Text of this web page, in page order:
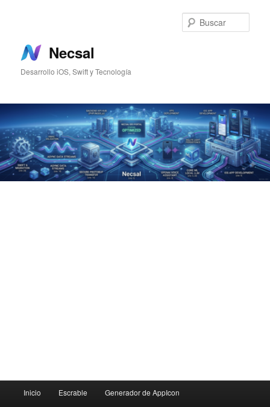
principal
secundario
Necsal
Desarrollo iOS, Swift y Tecnología
Inicio Escrable Generador de AppIcon